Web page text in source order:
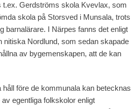
t.ex. Gerdströms skola Kvevlax, som
skola på Storsved i Munsala, trots
barnalärare. I Närpes fanns det enligt
nitiska Nordlund, som sedan skapade
av bygemenskapen, att de kan
före de kommunala kan betecknas
egentliga folkskolor enligt